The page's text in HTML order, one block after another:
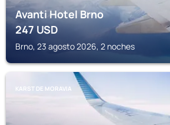
Avanti Hotel Brno
247USD
Brno, 23 agosto 2026, 2 noches
KARST DE MORAVIA